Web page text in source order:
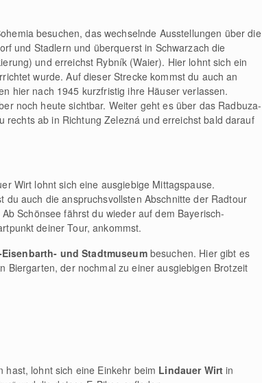
besuchen, das wechselnde Ausstellungen über die
und Stadlern und überquerst in Schwarzach die
und erreichst Rybník (Waier). Hier lohnt sich ein
wurde. Auf dieser Strecke kommst du auch an
hier nach 1945 kurzfristig ihre Häuser verlassen.
noch heute sichtbar. Weiter geht es über das Radbuza-
rechts ab in Richtung Zelezná und erreichst bald darauf
Wirt lohnt sich eine ausgiebige Mittagspause.
auch die anspruchsvollsten Abschnitte der Radtour
Schönsee fährst du wieder auf dem Bayerisch-
deiner Tour, ankommst.
und Stadtmuseumbesuchen. Hier gibt es
Biergarten, der nochmal zu einer ausgiebigen Brotzeit
hast, lohnt sich eine Einkehr beim Lindauer Wirt in